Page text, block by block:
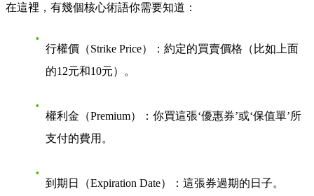
在這裡，有幾個核心術語你需要知道：
行權價（Strike Price）
：約定的買賣價格（比如上面
的12元和10元）。
權利金（Premium）
：你買這張‘優惠券’或‘保值單’所
支付的費用。
到期日（Expiration Date） ：這張券過期的日子。